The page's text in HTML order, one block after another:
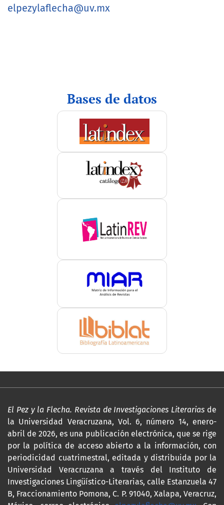
elpezylaflecha@uv.mx
Bases de datos
El Pez y la Flecha. Revista de Investigaciones Literarias de
la Universidad Veracruzana, Vol. 6, número 14, enero-
abril de 2026, es una publicación electrónica, que se rige
por la política de acceso abierto a la información, con
periodicidad cuatrimestral, editada y distribuida por la
Universidad Veracruzana a través del Instituto de
Investigaciones Lingüístico-Literarias, calle Estanzuela 47
B, Fraccionamiento Pomona, C. P. 91040, Xalapa, Veracruz,